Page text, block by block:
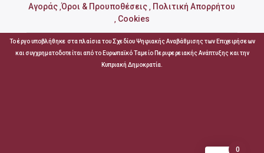
Αγοράς ,Όροι & Προυποθέσεις , Πολιτική Απορρήτου
, Cookies
Το έργο υποβλήθηκε στα πλαίσια του Σχεδίου Ψηφιακής Αναβάθμισης των Επιχειρήσεων
και συγχρηματοδοτείται από το Ευρωπαϊκό Ταμείο Περιφερειακής Ανάπτυξης και την
Κυπριακή Δημοκρατία.
0